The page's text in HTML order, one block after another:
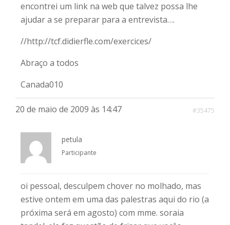
encontrei um link na web que talvez possa lhe
ajudar a se preparar para a entrevista….
//http://tcf.didierfle.com/exercices/
Abraço a todos
Canada010
20 de maio de 2009 às 14:47 #35475
petula
Participante
oi pessoal, desculpem chover no molhado, mas
estive ontem em uma das palestras aqui do rio (a
próxima será em agosto) com mme. soraia